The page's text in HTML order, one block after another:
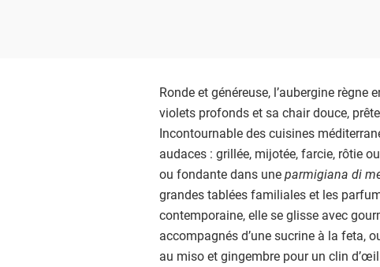
Ronde et généreuse, l’aubergine règne
violets profonds et sa chair douce,
Incontournable des cuisines
audaces : grillée, mijotée, farcie, rôtie
ou fondante dans uneparmigiana di
grandes tablées familiales et les
contemporaine, elle se glisse avec
accompagnés d’une sucrine à la feta,
au miso et gingembre pour un clin